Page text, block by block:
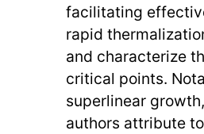
facilitating
rapid
and characterize
critical points.
superlinear
authors attribute